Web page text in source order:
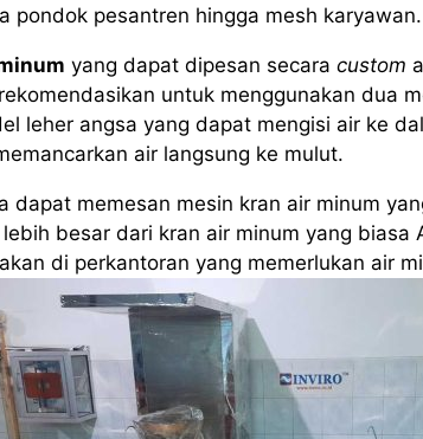
pondok pesantren hingga mesh karyawan.
yang dapat dipesan secara custom
untuk menggunakan dua
leher angsa yang dapat mengisi air ke
air langsung ke mulut.
dapat memesan mesin kran air minum
besar dari kran air minum yang
di perkantoran yang memerlukan air